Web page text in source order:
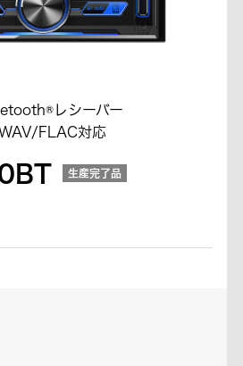
レシーバー
FLAC対応
生産完了品